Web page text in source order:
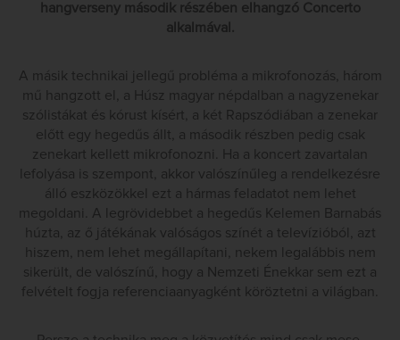
hangverseny második részében elhangzó Concerto
alkalmával.
A másik technikai jellegű probléma a mikrofonozás, három
mű hangzott el, a Húsz magyar népdalban a nagyzenekar
szólistákat és kórust kísért, a két Rapszódiában a zenekar
előtt egy hegedűs állt, a második részben pedig csak
zenekart kellett mikrofonozni. Ha a koncert zavartalan
lefolyása is szempont, akkor valószínűleg a rendelkezésre
álló eszközökkel ezt a hármas feladatot nem lehet
megoldani. A legrövidebbet a hegedűs Kelemen Barnabás
húzta, az ő játékának valóságos színét a televízióból, azt
hiszem, nem lehet megállapítani, nekem legalábbis nem
sikerült, de valószínű, hogy a Nemzeti Énekkar sem ezt a
felvételt fogja referenciaanyagként köröztetni a világban.